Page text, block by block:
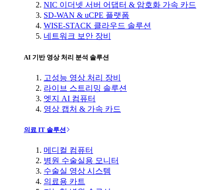
NIC 이더넷 서버 어댑터 & 암호화 가속 카드
SD-WAN & uCPE 플랫폼
WISE-STACK 클라우드 솔루션
네트워크 보안 장비
AI 기반 영상 처리 분석 솔루션
고성능 영상 처리 장비
라이브 스트리밍 솔루션
엣지 AI 컴퓨터
영상 캡처 & 가속 카드
의료 IT 솔루션
메디컬 컴퓨터
병원 수술실용 모니터
수술실 영상 시스템
의료용 카트